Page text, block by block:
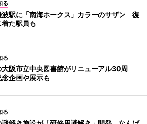
る
波駅に「南海ホークス」カラーのサザン 復
着た駅員も
る
大阪市立中央図書館がリニューアル30周
企画や展示も
る